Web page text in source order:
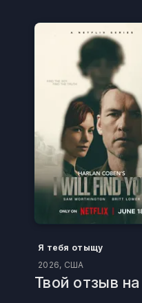
Я тебя отыщу
2026, США
Твой отзыв